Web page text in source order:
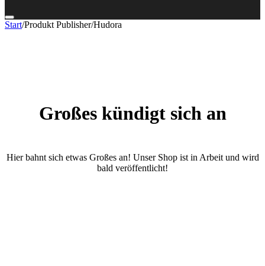
Start/Produkt Publisher/Hudora
Großes kündigt sich an
Hier bahnt sich etwas Großes an! Unser Shop ist in Arbeit und wird
bald veröffentlicht!